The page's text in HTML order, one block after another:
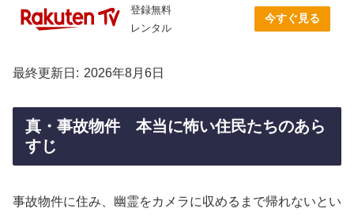
登録無料
レンタル
今すぐ見る
最終更新日 2026年8月6日
真・事故物件 本当に怖い住民たちのあら
すじ
事故物件に住み、幽霊をカメラに収めるまで帰れないとい